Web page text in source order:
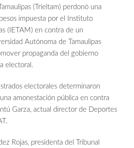
(Trieltam) perdonó una
impuesta por el Instituto
(IETAM) en contra de un
Autónoma de Tamaulipas
propaganda del gobierno
electoral.
electorales determinaron
amonestación pública en contra
Garza, actual director de Deportes
Rojas, presidenta del Tribunal